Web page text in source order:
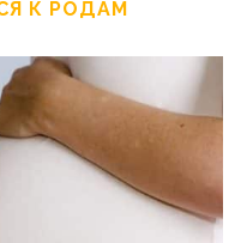
К РОДАМ